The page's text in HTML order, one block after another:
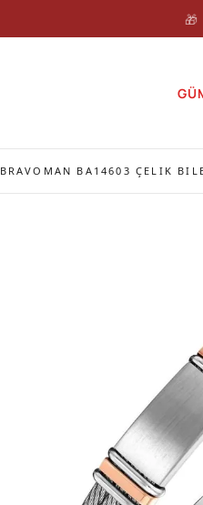
BRAVOMAN BA14603 ÇELIK